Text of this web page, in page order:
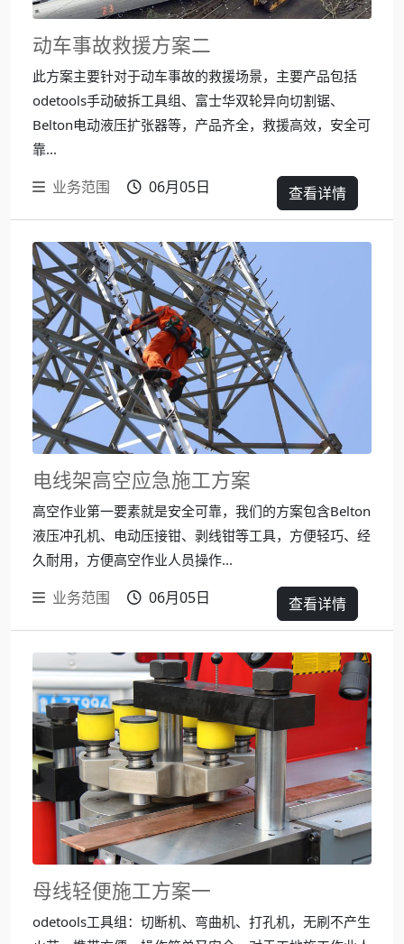
动车事故救援方案二
此方案主要针对于动车事故的救援场景，主要产品包括
odetools手动破拆工具组、富士华双轮异向切割锯、
Belton电动液压扩张器等，产品齐全，救援高效，安全可
靠...
业务范围 06月05日 查看详情
电线架高空应急施工方案
高空作业第一要素就是安全可靠，我们的方案包含Belton
液压冲孔机、电动压接钳、剥线钳等工具，方便轻巧、经
久耐用，方便高空作业人员操作...
业务范围 06月05日 查看详情
母线轻便施工方案一
odetools工具组：切断机、弯曲机、打孔机，无刷不产生